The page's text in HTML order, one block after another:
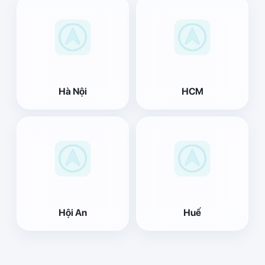
Hà Nội HCM
Hội An Huế